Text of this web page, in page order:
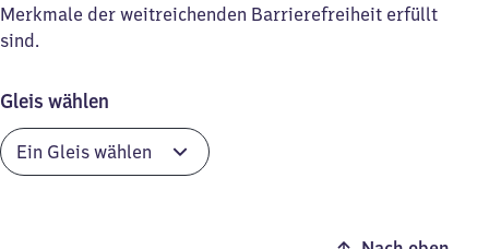
Merkmale der weitreichenden Barrierefreiheit erfüllt
sind.
Gleis wählen